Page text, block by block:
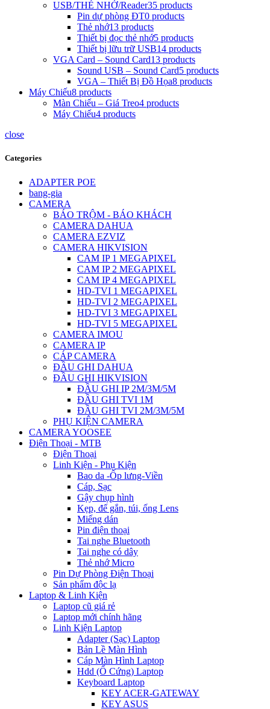
USB/THẺ NHỚ/Reader35 products
Pin dự phòng ĐT0 products
Thẻ nhớ13 products
Thiết bị đọc thẻ nhớ5 products
Thiết bị lữu trữ USB14 products
VGA Card – Sound Card13 products
Sound USB – Sound Card5 products
VGA – Thiết Bị Đồ Họa8 products
Máy Chiếu8 products
Màn Chiếu – Giá Treo4 products
Máy Chiếu4 products
close
Categories
ADAPTER POE
bang-gia
CAMERA
BÁO TRỘM - BÁO KHÁCH
CAMERA DAHUA
CAMERA EZVIZ
CAMERA HIKVISION
CAM IP 1 MEGAPIXEL
CAM IP 2 MEGAPIXEL
CAM IP 4 MEGAPIXEL
HD-TVI 1 MEGAPIXEL
HD-TVI 2 MEGAPIXEL
HD-TVI 3 MEGAPIXEL
HD-TVI 5 MEGAPIXEL
CAMERA IMOU
CAMERA IP
CÁP CAMERA
ĐẦU GHI DAHUA
ĐẦU GHI HIKVISION
ĐẦU GHI IP 2M/3M/5M
ĐẦU GHI TVI 1M
ĐẦU GHI TVI 2M/3M/5M
PHỤ KIỆN CAMERA
CAMERA YOOSEE
Điện Thoại - MTB
Điện Thoại
Linh Kiện - Phụ Kiện
Bao da -Ốp lưng-Viền
Cáp, Sạc
Gậy chụp hình
Kẹp, đế gắn, túi, ống Lens
Miếng dán
Pin điện thoại
Tai nghe Bluetooth
Tai nghe có dây
Thẻ nhớ Micro
Pin Dự Phòng Điện Thoại
Sản phẩm độc lạ
Laptop & Linh Kiện
Laptop cũ giá rẻ
Laptop mới chính hãng
Linh Kiện Laptop
Adapter (Sạc) Laptop
Bản Lề Màn Hình
Cáp Màn Hình Laptop
Hdd (Ổ Cứng) Laptop
Keyboard Laptop
KEY ACER-GATEWAY
KEY ASUS